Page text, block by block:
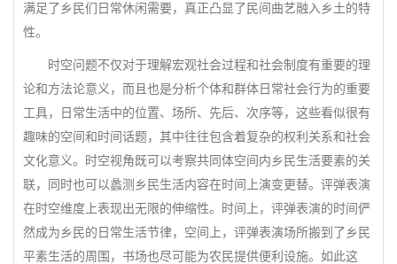
满足了乡民们日常休闲需要，真正凸显了民间曲艺融入乡土的特
性。
时空问题不仅对于理解宏观社会过程和社会制度有重要的理
论和方法论意义，而且也是分析个体和群体日常社会行为的重要
工具，日常生活中的位置、场所、先后、次序等，这些看似很有
趣味的空间和时间话题，其中往往包含着复杂的权利关系和社会
文化意义。时空视角既可以考察共同体空间内乡民生活要素的关
联，同时也可以蠡测乡民生活内容在时间上演变更替。评弹表演
在时空维度上表现出无限的伸缩性。时间上，评弹表演的时间俨
然成为乡民的日常生活节律，空间上，评弹表演场所搬到了乡民
平素生活的周围，书场也尽可能为农民提供便利设施。如此这